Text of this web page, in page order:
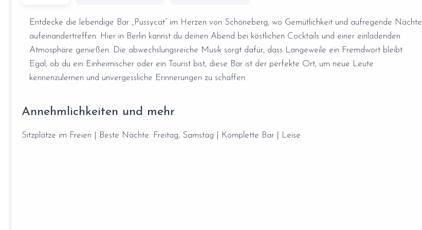
Entdecke die lebendige Bar „Pussycat“ im Herzen von Schöneberg, wo Gemütlichkeit und aufregende Nächte
aufeinandertreffen. Hier in Berlin kannst du deinen Abend bei köstlichen Cocktails und einer einladenden
Atmosphäre genießen. Die abwechslungsreiche Musik sorgt dafür, dass Langeweile ein Fremdwort bleibt.
Egal, ob du ein Einheimischer oder ein Tourist bist, diese Bar ist der perfekte Ort, um neue Leute
kennenzulernen und unvergessliche Erinnerungen zu schaffen.
Annehmlichkeiten und mehr
Sitzplätze im Freien | Beste Nächte: Freitag, Samstag | Komplette Bar | Leise